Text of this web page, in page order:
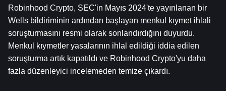
Robinhood Crypto, SEC'in Mayıs 2024'te yayınlanan bir
Wells bildiriminin ardından başlayan menkul kıymet ihlali
soruşturmasını resmi olarak sonlandırdığını duyurdu.
Menkul kıymetler yasalarının ihlal edildiği iddia edilen
soruşturma artık kapatıldı ve Robinhood Crypto'yu daha
fazla düzenleyici incelemeden temize çıkardı.